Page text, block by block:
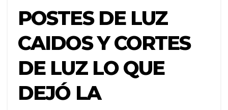
POSTES DE LUZ
CAIDOS Y CORTES
DE LUZ LO QUE
DEJÓ LA